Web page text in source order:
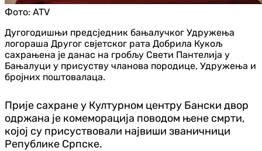
Фото: ATV
Дугогодишњи предсједник бањалучког Удружења
логораша Другог свјетског рата Добрила Кукољ
сахрањена је данас на гробљу Свети Пантелија у
Бањалуци у присуству чланова породице, Удружења и
бројних поштовалаца.
Прије сахране у Културном центру Бански двор
одржана је комеморација поводом њене смрти,
којој су присуствовали највиши званичници
Републике Српске.